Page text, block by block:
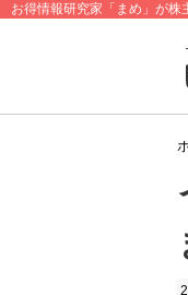
お得情報研究家「まめ」が株